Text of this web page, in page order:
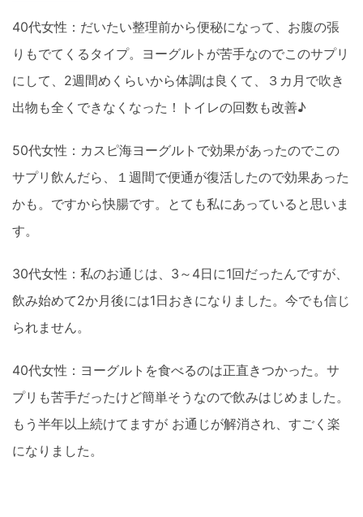
40代女性：だいたい整理前から便秘になって、お腹の張
りもでてくるタイプ。ヨーグルトが苦手なのでこのサプリ
にして、2週間めくらいから体調は良くて、３カ月で吹き
出物も全くできなくなった！トイレの回数も改善♪
50代女性：カスピ海ヨーグルトで効果があったのでこの
サプリ飲んだら、１週間で便通が復活したので効果あった
かも。ですから快腸です。とても私にあっていると思いま
す。
30代女性：私のお通じは、3～4日に1回だったんですが、
飲み始めて2か月後には1日おきになりました。今でも信じ
られません。
40代女性：ヨーグルトを食べるのは正直きつかった。サ
プリも苦手だったけど簡単そうなので飲みはじめました。
もう半年以上続けてますが お通じが解消され、すごく楽
になりました。